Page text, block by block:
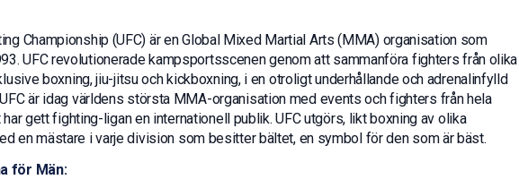
Championship (UFC) är en Global Mixed Martial Arts (MMA) organisation som
UFC revolutionerade kampsportsscenen genom att sammanföra fighters från olika
boxning, jiu-jitsu och kickboxning, i en otroligt underhållande och adrenalinfylld
är idag världens största MMA-organisation med events och fighters från hela
gett fighting-ligan en internationell publik. UFC utgörs, likt boxning av olika
en mästare i varje division som besitter bältet, en symbol för den som är bäst.
för Män: